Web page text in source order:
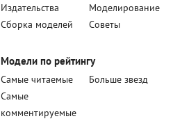
Издательства
Моделирование
Сборка моделей
Советы
Модели по рейтингу
Самые читаемые
Больше звезд
Самые
комментируемые